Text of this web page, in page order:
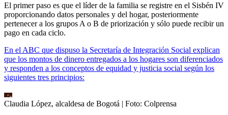
El primer paso es que el líder de la familia se registre en el Sisbén IV
proporcionando datos personales y del hogar, posteriormente
pertenecer a los grupos A o B de priorización y sólo puede recibir un
pago en cada ciclo.
En el ABC que dispuso la Secretaría de Integración Social explican
que los montos de dinero entregados a los hogares son diferenciados
y responden a los conceptos de equidad y justicia social según los
siguientes tres principios:
Claudia López, alcaldesa de Bogotá | Foto: Colprensa